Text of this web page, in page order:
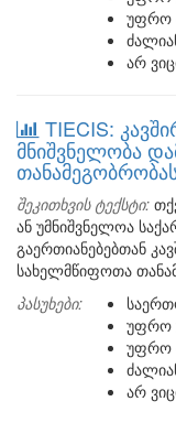
უფრო
არ
TIECIS:
მნიშვნელობა
შეკითხვის ტექსტი:
ან უმნიშვნელოა
გაერთიანებებთან
სახელმწიფოთა
პასუხები:
უფრო
უფრო
არ